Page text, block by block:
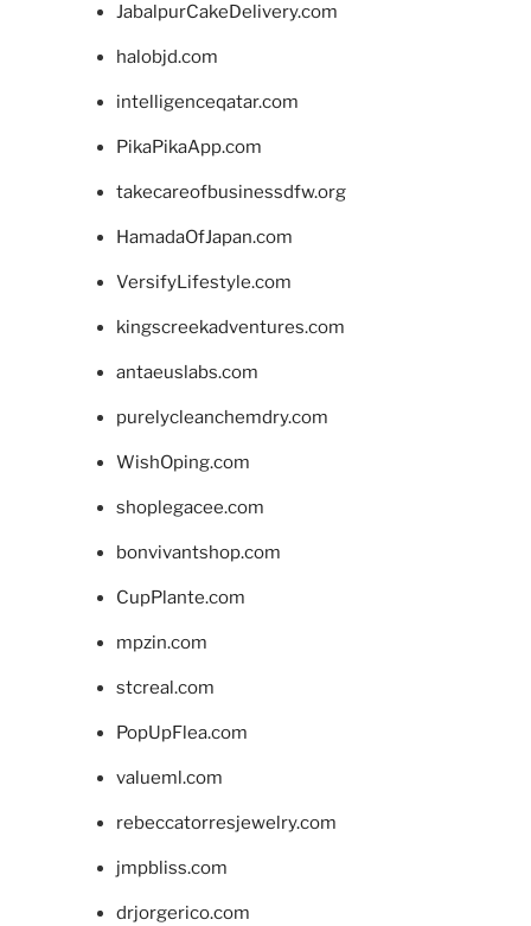
JabalpurCakeDelivery.com
halobjd.com
intelligenceqatar.com
PikaPikaApp.com
takecareofbusinessdfw.org
HamadaOfJapan.com
VersifyLifestyle.com
kingscreekadventures.com
antaeuslabs.com
purelycleanchemdry.com
WishOping.com
shoplegacee.com
bonvivantshop.com
CupPlante.com
mpzin.com
stcreal.com
PopUpFlea.com
valueml.com
rebeccatorresjewelry.com
jmpbliss.com
drjorgerico.com